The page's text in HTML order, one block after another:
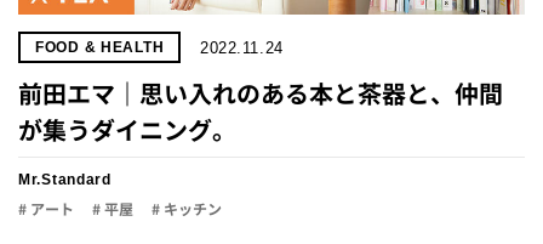
FOOD & HEALTH 2022.11.24
前田エマ｜思い入れのある本と茶器と、仲間
が集うダイニング。
Mr.Standard
# アート # 平屋 # キッチン